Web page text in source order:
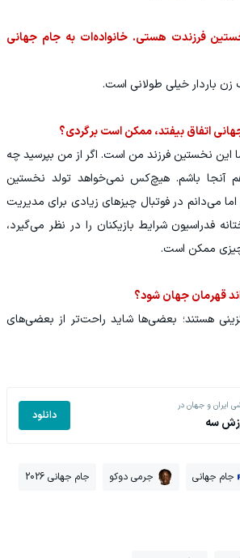
فرزندت هستی. خانواده‌ات به جام جهانی
زن باردار خیلی طولانی است.
اتفاق بیفتد، ممکن است برگردی؟
این نخستین فرزند من است. اگر از من بپرسید چه
آنجا باشم. هیچ‌کس نمی‌خواهد تولد نخستین
می‌دانم در فوتبال چیزهای زیادی برای مدیریت
فدراسیون شرایط بازیکنان را در نظر می‌گیرد،
چیزی ممکن است.
قهرمان جهان شود؟
هستند؛ بعضی‌ها شاید راحت‌تر از بعضی‌های
ایران و جهان در
سه دانلود
جام جهانی جرمی دوکو جام جهانی 2026